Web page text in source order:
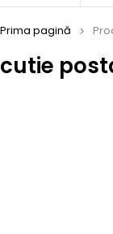
cutie
Prima pagină